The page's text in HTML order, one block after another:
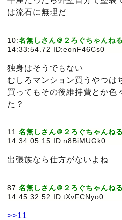
は流石に無理だ
10:名無しさん＠２ろぐちゃんねる
14:33:54.72 ID:eonF46Cs0
独身はそうでもない
むしろマンション買うやつは
買ってもその後維持費とか色
た？
11:名無しさん＠２ろぐちゃんねる
14:34:05.15 ID:n8BiMUGk0
出張族なら仕方がないよね
87:名無しさん＠２ろぐちゃんねる
14:45:32.52 ID:tXvFCNyo0
>>11